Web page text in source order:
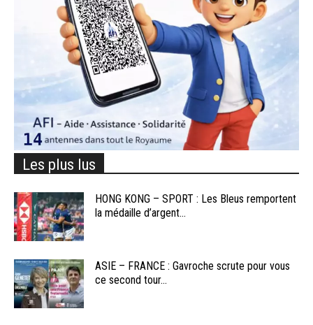
Les plus lus
HONG KONG – SPORT : Les Bleus remportent
la médaille d’argent...
ASIE – FRANCE : Gavroche scrute pour vous
ce second tour...